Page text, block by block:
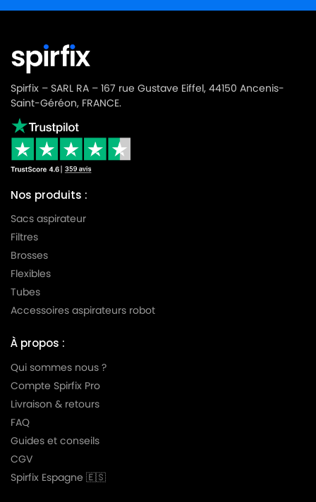
SOTECO
SOTECO
SOTECO
SOTECO SN 1264
SOTECO
SOTECO
SOTECO SPEEDY YES 515
SOTECO
SOTECO
SOTECO
SOTECO
SOTECO
SOTECO YS 1/27
SOTECO
Spirfix – SARL RA – 167 rue Gustave Eiffel, 44150 Ancenis-
Saint-Géréon, FRANCE.
Nos produits :
Sacs aspirateur
Filtres
Brosses
Flexibles
Tubes
Accessoires aspirateurs robot
À propos :
Qui sommes nous ?
Compte Spirfix Pro
Livraison & retours
FAQ
Guides et conseils
CGV
Spirfix Espagne 🇪🇸